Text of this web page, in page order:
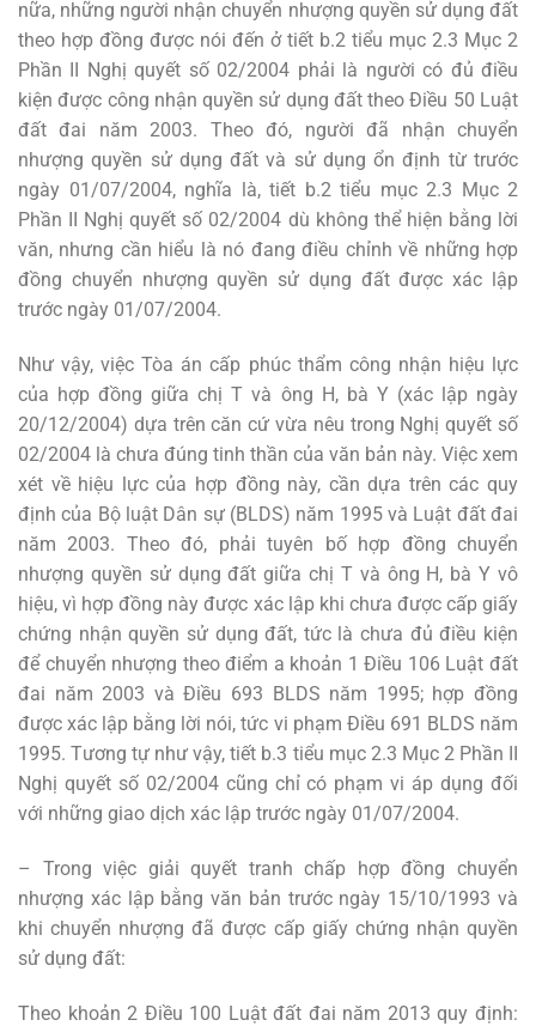
nữa, những người nhận chuyển nhượng quyền sử dụng đất
theo hợp đồng được nói đến ở tiết b.2 tiểu mục 2.3 Mục 2
Phần II Nghị quyết số 02/2004 phải là người có đủ điều
kiện được công nhận quyền sử dụng đất theo Điều 50 Luật
đất đai năm 2003. Theo đó, người đã nhận chuyển
nhượng quyền sử dụng đất và sử dụng ổn định từ trước
ngày 01/07/2004, nghĩa là, tiết b.2 tiểu mục 2.3 Mục 2
Phần II Nghị quyết số 02/2004 dù không thể hiện bằng lời
văn, nhưng cần hiểu là nó đang điều chỉnh về những hợp
đồng chuyển nhượng quyền sử dụng đất được xác lập
trước ngày 01/07/2004.
Như vậy, việc Tòa án cấp phúc thẩm công nhận hiệu lực
của hợp đồng giữa chị T và ông H, bà Y (xác lập ngày
20/12/2004) dựa trên căn cứ vừa nêu trong Nghị quyết số
02/2004 là chưa đúng tinh thần của văn bản này. Việc xem
xét về hiệu lực của hợp đồng này, cần dựa trên các quy
định của Bộ luật Dân sự (BLDS) năm 1995 và Luật đất đai
năm 2003. Theo đó, phải tuyên bố hợp đồng chuyển
nhượng quyền sử dụng đất giữa chị T và ông H, bà Y vô
hiệu, vì hợp đồng này được xác lập khi chưa được cấp giấy
chứng nhận quyền sử dụng đất, tức là chưa đủ điều kiện
để chuyển nhượng theo điểm a khoản 1 Điều 106 Luật đất
đai năm 2003 và Điều 693 BLDS năm 1995; hợp đồng
được xác lập bằng lời nói, tức vi phạm Điều 691 BLDS năm
1995. Tương tự như vậy, tiết b.3 tiểu mục 2.3 Mục 2 Phần II
Nghị quyết số 02/2004 cũng chỉ có phạm vi áp dụng đối
với những giao dịch xác lập trước ngày 01/07/2004.
– Trong việc giải quyết tranh chấp hợp đồng chuyển
nhượng xác lập bằng văn bản trước ngày 15/10/1993 và
khi chuyển nhượng đã được cấp giấy chứng nhận quyền
sử dụng đất:
Theo khoản 2 Điều 100 Luật đất đai năm 2013 quy định: